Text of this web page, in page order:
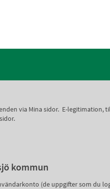
via Mina sidor. E-
kommun
(de uppgifter som du